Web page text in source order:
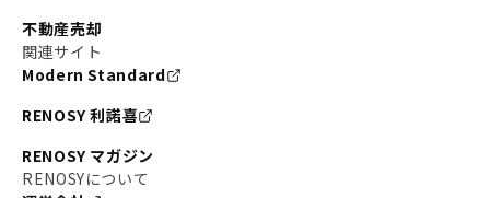
不動産売却
関連サイト
Modern Standard
RENOSY 利諾喜
RENOSY マガジン
RENOSYについて